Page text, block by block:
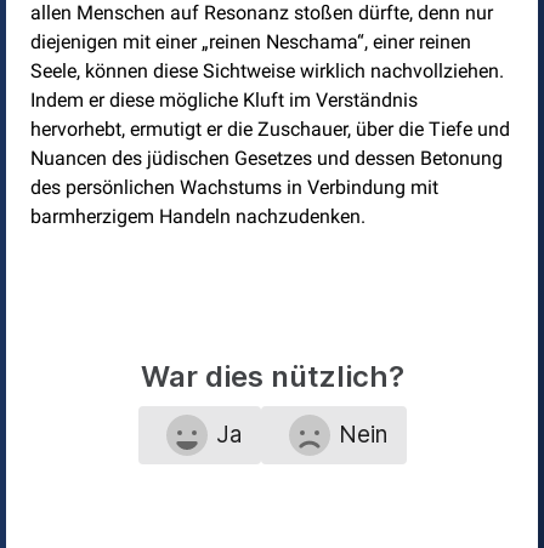
allen Menschen auf Resonanz stoßen dürfte, denn nur
diejenigen mit einer „reinen Neschama“, einer reinen
Seele, können diese Sichtweise wirklich nachvollziehen.
Indem er diese mögliche Kluft im Verständnis
hervorhebt, ermutigt er die Zuschauer, über die Tiefe und
Nuancen des jüdischen Gesetzes und dessen Betonung
des persönlichen Wachstums in Verbindung mit
barmherzigem Handeln nachzudenken.
War dies nützlich?
Ja Nein